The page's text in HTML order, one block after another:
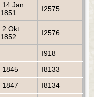
14 Jan
1851
I2575
2 Okt
1852
I2576
I918
1845
I8133
1847
I8134